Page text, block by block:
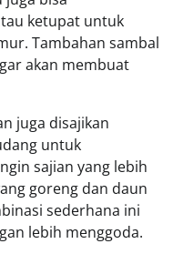
ketupat untuk
Tambahan sambal
akan membuat
juga disajikan
untuk
sajian yang lebih
goreng dan daun
sederhana ini
lebih menggoda.